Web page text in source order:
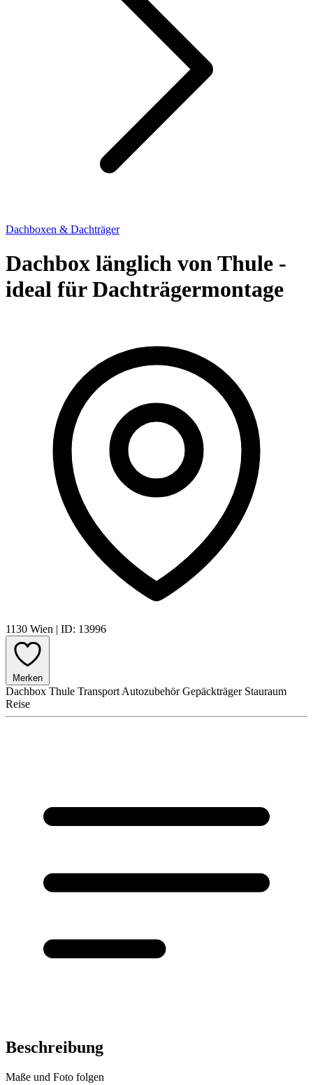
Dachboxen & Dachträger
Dachbox länglich von Thule -
ideal für Dachträgermontage
1130 Wien | ID: 13996
Merken
Dachbox Thule Transport Autozubehör Gepäckträger Stauraum
Reise
Beschreibung
Maße und Foto folgen